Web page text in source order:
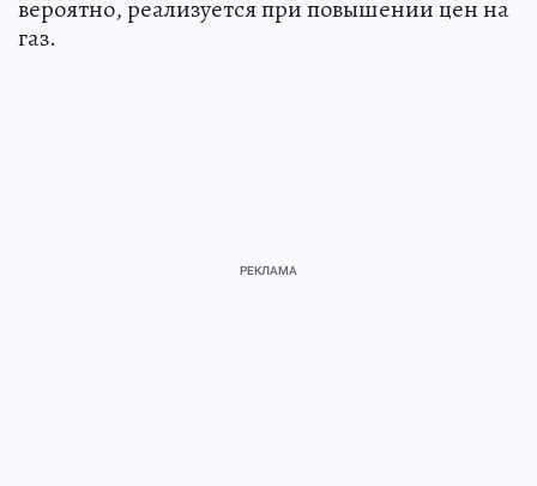
вероятно, реализуется при повышении цен на
газ.